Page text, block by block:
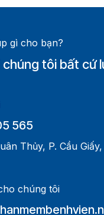
gì cho bạn?
chúng tôi bất cứ
565
Thủy, P. Cầu
chúng tôi